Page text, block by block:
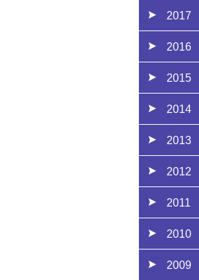
2017
2016
2015
2014
2013
2012
2011
2010
2009